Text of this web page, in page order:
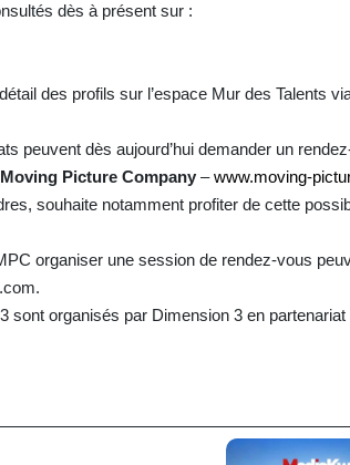
dès à présent sur :
des profils sur l’espace Mur des Talents
peuvent dès aujourd’hui demander un
Picture Company –www.moving-
souhaite notamment profiter de cette
organiser une session de rendez-vous
sont organisés par Dimension 3 en